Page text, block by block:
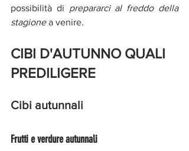
possibilità di prepararci al freddo della
stagione a venire.
CIBI D'AUTUNNO QUALI
PREDILIGERE
Cibi autunnali
Frutti e verdure autunnali